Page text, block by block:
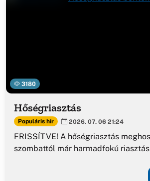
3180
Hőségriasztás
Populáris hír 2026. 07. 06 21:24
FRISSÍTVE! A hőségriasztás
szombattól már harmadfokú